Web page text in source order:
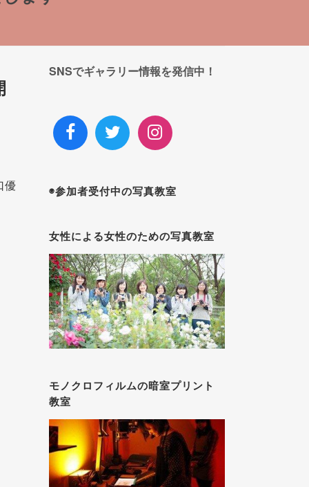
優
SNSでギャラリー情報を発信中！
◉参加者受付中の写真教室
女性による女性のための写真教室
モノクロフィルムの暗室プリント
教室